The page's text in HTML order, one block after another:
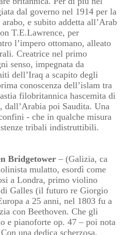
dal governo nel 1914 per la
e subito addetta all’Arab
T.E.Lawrence, per
l’impero ottomano, alleato
Creatrice nel primo
senso, impegnata da
dell’Iraq a scapito degli
conoscenza dell’islam tra
filobritannica hascemita di
dall’Arabia poi Saudita. Una
- che in qualche misura
tribali indistruttibili.
Bridgetower – (Galizia, ca
mulatto, esordì come
a Londra, primo violino
Galles (il futuro re Giorgio
a 25 anni, nel 1803 fu a
con Beethoven. Che gli
e pianoforte op. 47 – poi nota
una dedica scherzosa.